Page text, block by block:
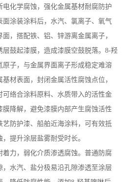
化学腐蚀，强化金属基材耐腐防护
涂装涂料后，水汽、氯离子、氧气
，搭配铁、铝、锌游离金属离子，
鼓起漆膜，造成漆膜空鼓脱落。 8-羟
子，与金属界面离子形成稳定难溶
材表面，封闭金属活性腐蚀点位，
可络合涂料原料、水质带入的活性金
降解，避免漆膜内部产生腐蚀活性
防护漆、船舶近海涂料，可有效抵
提升涂层盐雾耐受时长。
力，弱化介质渗透腐蚀。普通防腐
水汽、盐分极易沿孔隙渗透至涂层